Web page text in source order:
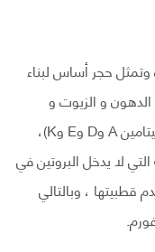
وتمثل حجر أساس لبناء
الدهون و الزيوت و
الشمع وأنواع محددة من الفيتامينات (مثل فيتامين A وD وE وK)،
لا يدخل البروتين في
قطبيتها ، وبالتالي